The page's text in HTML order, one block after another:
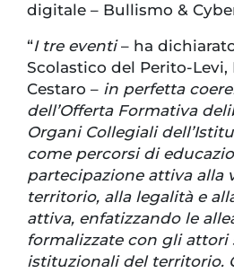
digitale – Bullismo &
“I tre eventi– ha
Scolastico del Perito-Levi,
Cestaro – in perfetta
dell’Offerta Formativa
Organi Collegiali
come percorsi di
partecipazione attiva alla
territorio, alla legalità e
attiva, enfatizzando le
formalizzate con gli attori
istituzionali del territorio.